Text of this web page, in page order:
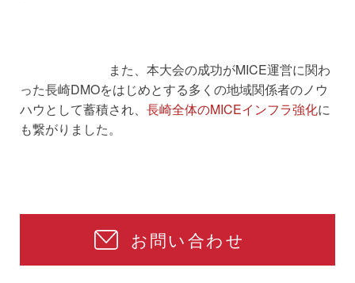
また、本大会の成功がMICE運営に関わ
った長崎DMOをはじめとする多くの地域関係者のノウ
ハウとして蓄積され、 長崎全体のMICEインフラ強化に
も繋がりました。
お問い合わせ